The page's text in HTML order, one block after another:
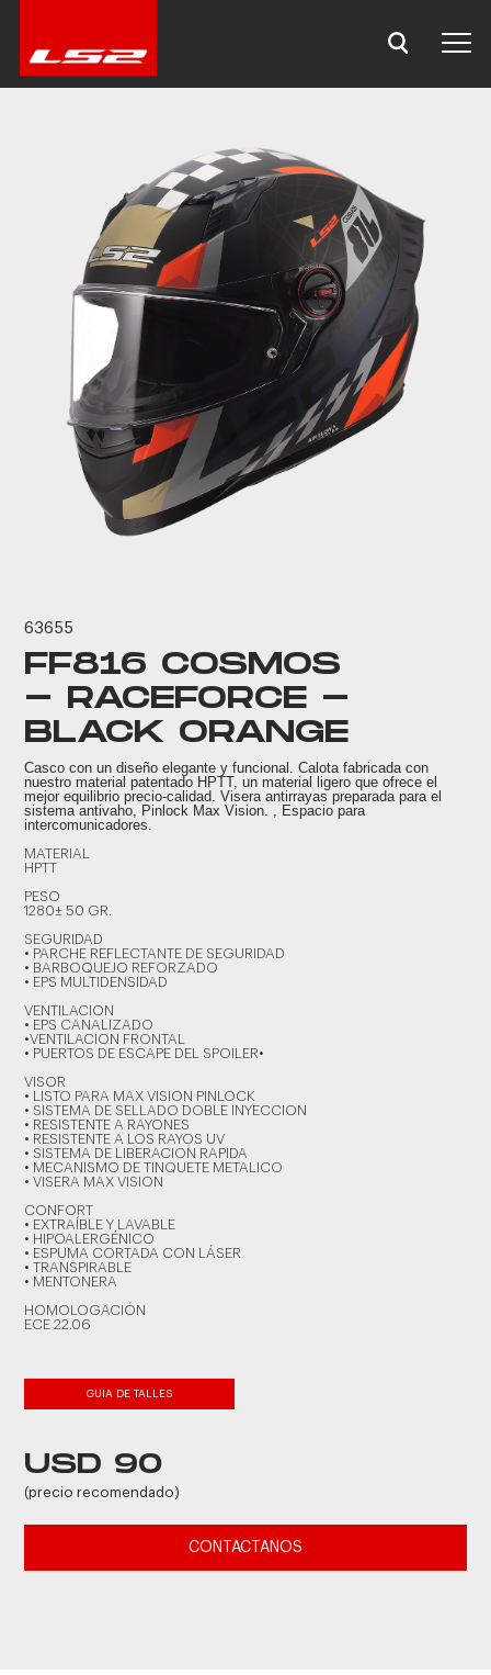
63655
FF816 COSMOS
- RACEFORCE -
BLACK ORANGE
Casco con un diseño elegante y funcional. Calota fabricada con
nuestro material patentado HPTT, un material ligero que ofrece el
mejor equilibrio precio-calidad. Visera antirrayas preparada para el
sistema antivaho, Pinlock Max Vision. , Espacio para
intercomunicadores.
MATERIAL
HPTT
PESO
1280± 50 GR.
SEGURIDAD
• PARCHE REFLECTANTE DE SEGURIDAD
• BARBOQUEJO REFORZADO
• EPS MULTIDENSIDAD
VENTILACION
• EPS CANALIZADO
•VENTILACION FRONTAL
• PUERTOS DE ESCAPE DEL SPOILER•
VISOR
• LISTO PARA MAX VISION PINLOCK
• SISTEMA DE SELLADO DOBLE INYECCION
• RESISTENTE A RAYONES
• RESISTENTE A LOS RAYOS UV
• SISTEMA DE LIBERACION RAPIDA
• MECANISMO DE TINQUETE METALICO
• VISERA MAX VISION
CONFORT
• EXTRAÍBLE Y LAVABLE
• HIPOALERGÉNICO
• ESPUMA CORTADA CON LÁSER
• TRANSPIRABLE
• MENTONERA
HOMOLOGACIÓN
ECE 22.06
GUIA DE TALLES
USD 90
(precio recomendado)
CONTACTANOS